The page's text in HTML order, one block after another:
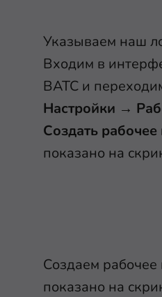
Указываем наш
Входим в
ВАТС и
Настройки →
Создать рабочее
показано на
Создаем рабочее
показано на